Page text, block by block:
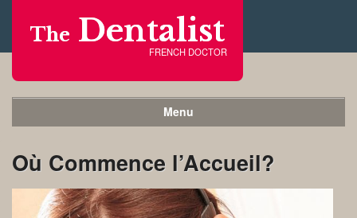
The Dentalist
FRENCH DOCTOR
Menu
Où Commence l’Accueil?